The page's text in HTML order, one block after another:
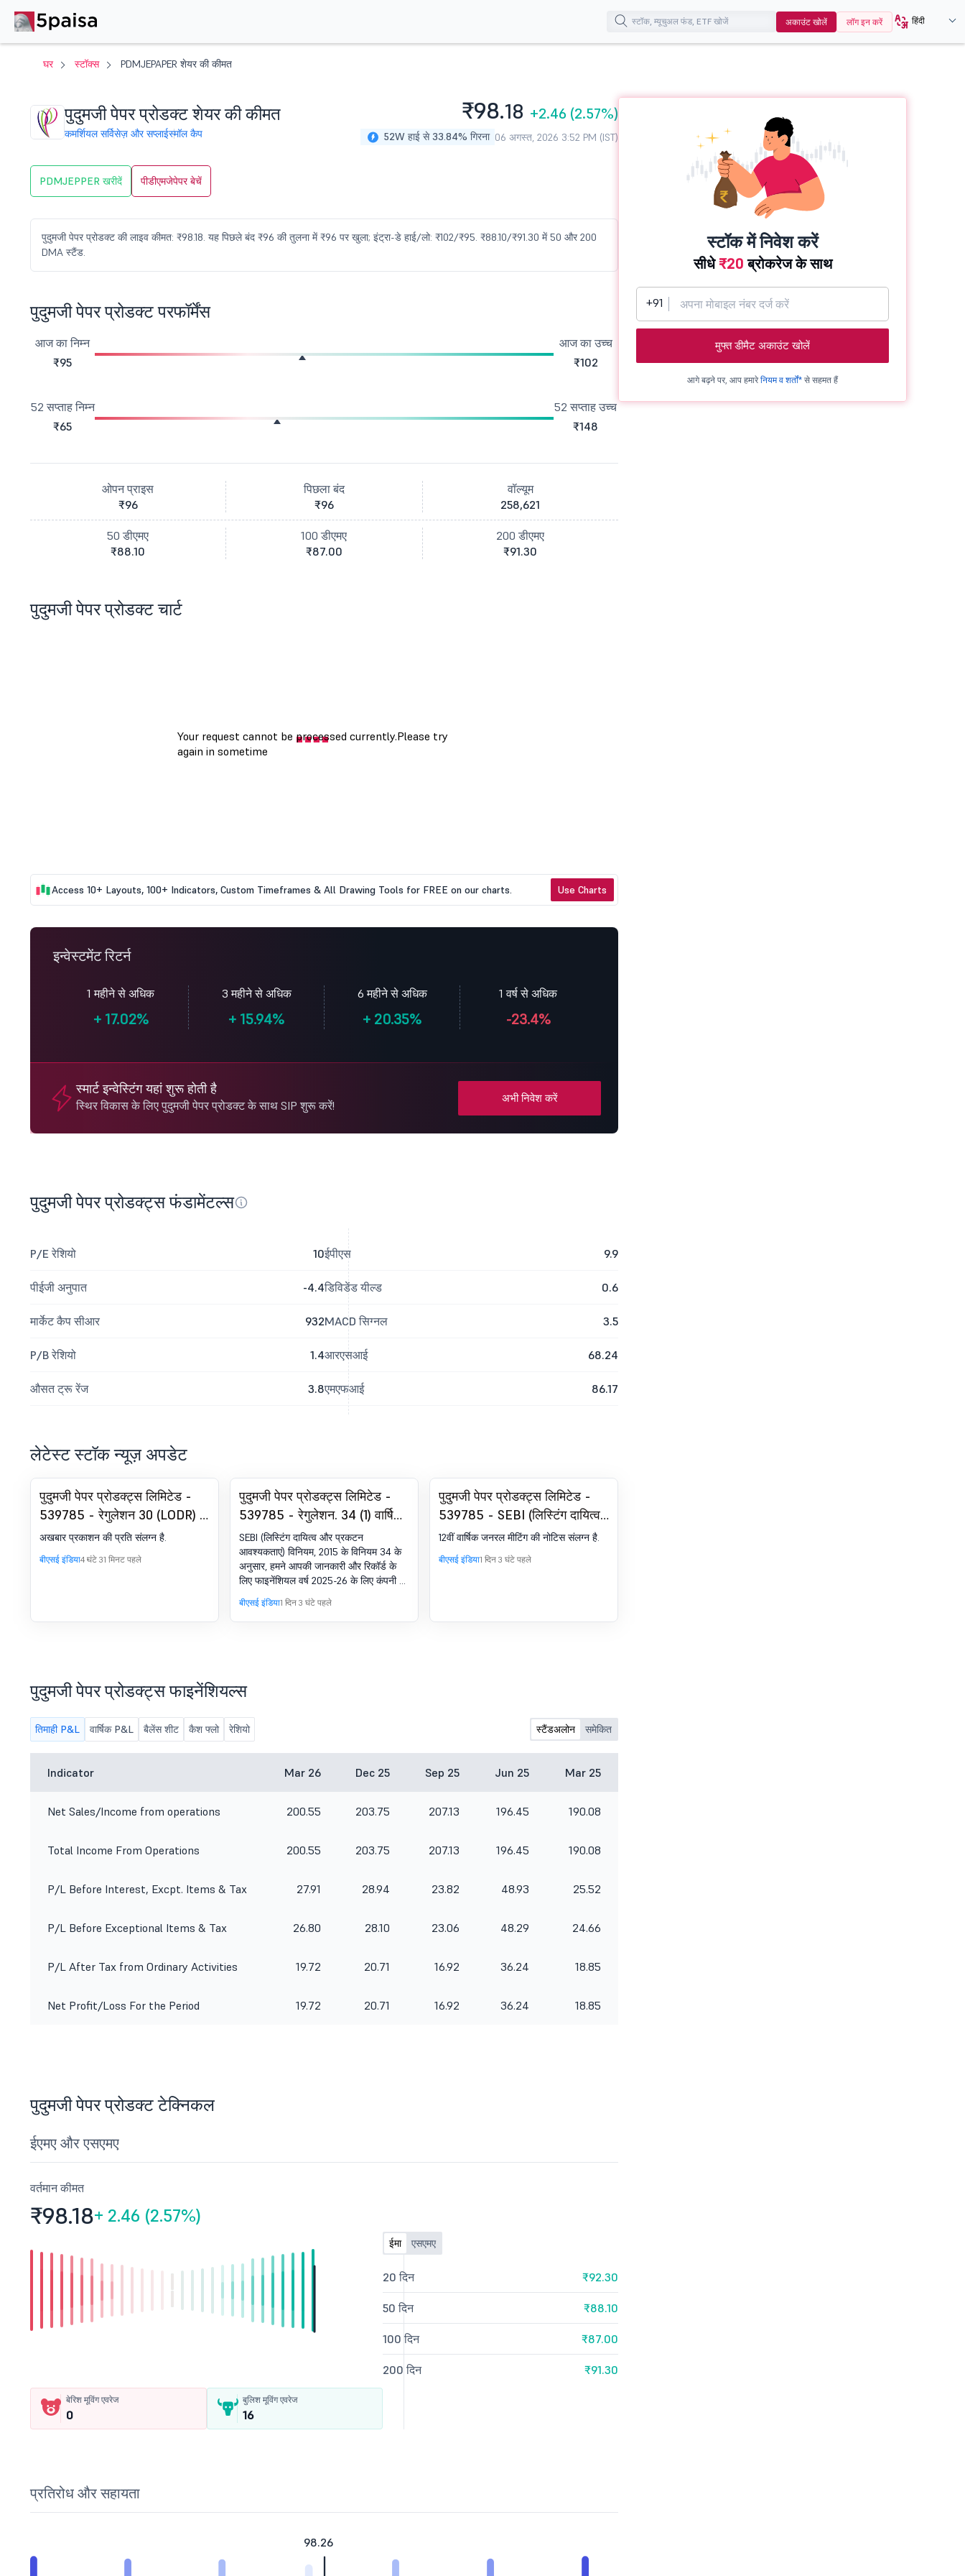
अकाउंट खोलें लॉग इन करें हिंदी
घर स्टॉक्स PDMJEPAPER शेयर की कीमत
पुदुमजी पेपर प्रोडक्ट शेयर की कीमत
कमर्शियल सर्विसेज़ और सप्लाईस्मॉल कैप
₹98.18 +2.46 (2.57%)
52W हाई से 33.84% गिरना 06 अगस्त, 2026 3:52 PM (IST)
PDMJEPPER खरीदें पीडीएमजेपेपर बेचें
पुदुमजी पेपर प्रोडक्ट की लाइव कीमत: ₹98.18. यह पिछले बंद ₹96 की तुलना में ₹96 पर खुला; इंट्रा-डे हाई/लो: ₹102/₹95. ₹88.10/₹91.30 में 50 और 200
DMA स्टैंड.
पुदुमजी पेपर प्रोडक्ट परफॉर्मेंस
आज का निम्न
₹95
आज का उच्च
₹102
52 सप्ताह निम्न
₹65
52 सप्ताह उच्च
₹148
ओपन प्राइस
₹96
पिछला बंद
₹96
वॉल्यूम
258,621
50 डीएमए
₹88.10
100 डीएमए
₹87.00
200 डीएमए
₹91.30
पुदुमजी पेपर प्रोडक्ट चार्ट
Access 10+ Layouts, 100+ Indicators, Custom Timeframes & All Drawing Tools for FREE on our charts. Use Charts
इन्वेस्टमेंट रिटर्न
1 महीने से अधिक
+17.02%
3 महीने से अधिक
+ 15.94%
6 महीने से अधिक
+ 20.35%
1 वर्ष से अधिक
-23.4%
स्मार्ट इन्वेस्टिंग यहां शुरू होती है
स्थिर विकास के लिए पुदुमजी पेपर प्रोडक्ट के साथ SIP शुरू करें!
अभी निवेश करें
पुदुमजी पेपर प्रोडक्ट्स फंडामेंटल्स
P/E रेशियो 10
पीईजी अनुपात -4.4
मार्केट कैप सीआर 932
P/B रेशियो 1.4
औसत ट्रू रेंज 3.8
ईपीएस 9.9
डिविडेंड यील्ड 0.6
MACD सिग्नल 3.5
आरएसआई 68.24
एमएफआई 86.17
लेटेस्ट स्टॉक न्यूज़ अपडेट
पुदुमजी पेपर प्रोडक्ट्स लिमिटेड -
539785 - रेगुलेशन 30 (LODR) के
तहत घोषणा - न्यूज़पेपर पब्लिकेशन
अखबार प्रकाशन की प्रति संलग्न है.
बीएसई इंडिया4 घंटे 31 मिनट पहले
पुदुमजी पेपर प्रोडक्ट्स लिमिटेड -
539785 - रेगुलेशन. 34 (1) वार्षिक
रिपोर्ट.
SEBI (लिस्टिंग दायित्व और प्रकटन
आवश्यकताएं) विनियम, 2015 के विनियम 34 के
अनुसार, हमने आपकी जानकारी और रिकॉर्ड के
लिए फाइनेंशियल वर्ष 2025-26 के लिए कंपनी की
वार्षिक रिपोर्ट संलग्न की है. उक्त वार्षिक रिपोर्ट
कंपनी की वेबसाइट www.pudumjee.com पर
भी उपलब्ध है.
बीएसई इंडिया1 दिन 3 घंटे पहले
पुदुमजी पेपर प्रोडक्ट्स लिमिटेड -
539785 - SEBI (लिस्टिंग दायित्व
और प्रकटन आवश्यकताएं) विनियम,
2015 के विनियम 30 के प्रावधान के
12वीं वार्षिक जनरल मीटिंग की नोटिस संलग्न है.
बीएसई इंडिया1 दिन 3 घंटे पहले
पुदुमजी पेपर प्रोडक्ट्स फाइनेंशियल्स
तिमाही P&L वार्षिक P&L बैलेंस शीट कैश फ्लो रेशियो स्टैंडअलोन समेकित
Indicator Mar 26 Dec 25 Sep 25 Jun 25 Mar 25
Net Sales/Income from operations 200.55 203.75 207.13 196.45 190.08
Total Income From Operations 200.55 203.75 207.13 196.45 190.08
P/L Before Interest, Excpt. Items & Tax 27.91 28.94 23.82 48.93 25.52
P/L Before Exceptional Items & Tax 26.80 28.10 23.06 48.29 24.66
P/L After Tax from Ordinary Activities 19.72 20.71 16.92 36.24 18.85
Net Profit/Loss For the Period 19.72 20.71 16.92 36.24 18.85
पुदुमजी पेपर प्रोडक्ट टेक्निकल
ईएमए और एसएमए
वर्तमान कीमत
₹98.18+ 2.46 (2.57%)
बेरिश मूविंग एवरेज
0
बुलिश मूविंग एवरेज
16
ईमा एसएमए
20 दिन ₹92.30
50 दिन ₹88.10
100 दिन ₹87.00
200 दिन ₹91.30
प्रतिरोध और सहायता
98.26
स्टॉक में निवेश करें
सीधे₹20ब्रोकरेज के साथ
+91
मुफ्त डीमैट अकाउंट खोलें
आगे बढ़ने पर, आप हमारेनियम व शर्तों* से सहमत हैं